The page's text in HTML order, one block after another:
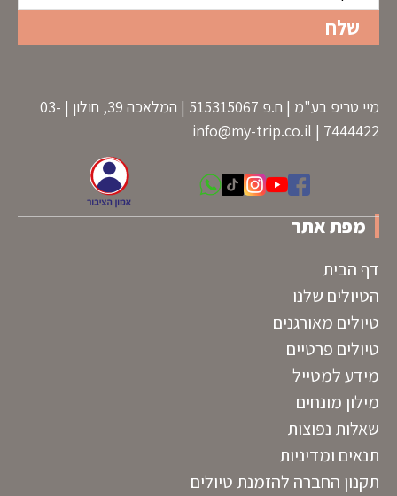
מיי טריפ בע"מ | ח.פ 515315067 | המלאכה 39, חולון | 03-
7444422 |
info@my-trip.co.il
מפת אתר
דף הבית
הטיולים שלנו
טיולים מאורגנים
טיולים פרטיים
מידע למטייל
מילון מונחים
שאלות נפוצות
תנאים ומדיניות
תקנון החברה להזמנת טיולים